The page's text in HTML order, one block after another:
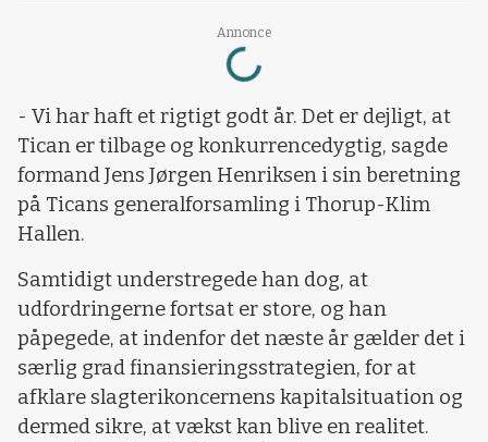
Annonce
Loading...
- Vi har haft et rigtigt godt år. Det er dejligt, at
Tican er tilbage og konkurrencedygtig, sagde
formand Jens Jørgen Henriksen i sin beretning
på Ticans generalforsamling i Thorup-Klim
Hallen.
Samtidigt understregede han dog, at
udfordringerne fortsat er store, og han
påpegede, at indenfor det næste år gælder det i
særlig grad finansieringsstrategien, for at
afklare slagterikoncernens kapitalsituation og
dermed sikre, at vækst kan blive en realitet.